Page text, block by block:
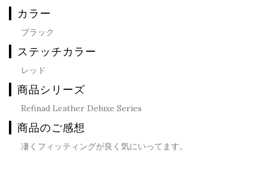
カラー
ブラック
ステッチカラー
レッド
商品シリーズ
Refinad Leather Deluxe Series
商品のご感想
凄くフィッティングが良く気にいってます。